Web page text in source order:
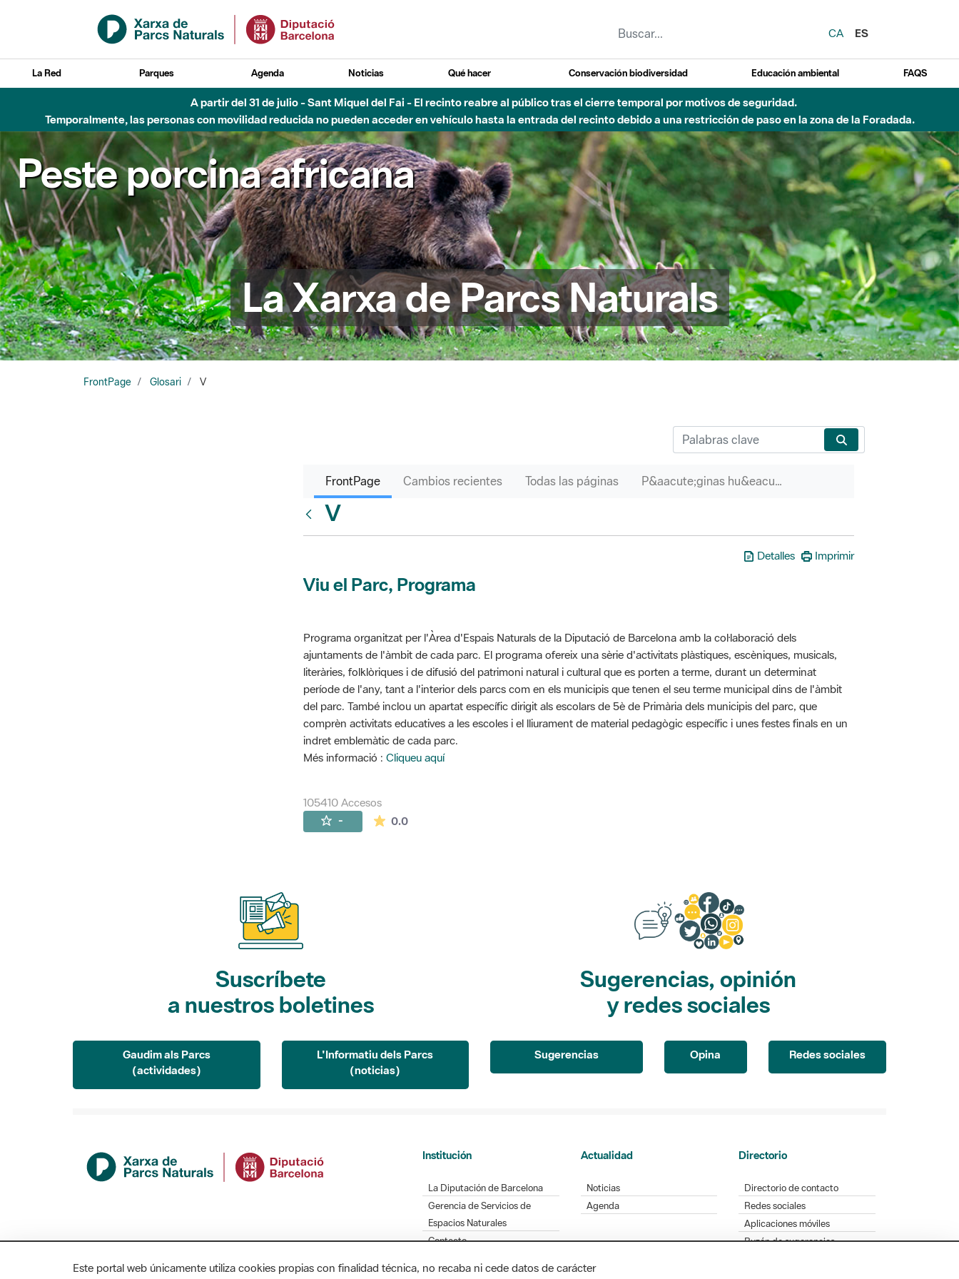
Saltar al contenido principal
CA
ES
La Red Parques Agenda Noticias Qué hacer Conservación biodiversidad Educación ambiental FAQS
A partir del 31 de julio - Sant Miquel del Fai - El recinto reabre al público tras el cierre temporal por motivos de seguridad.
Temporalmente, las personas con movilidad reducida no pueden acceder en vehículo hasta la entrada del recinto debido a una restricción de paso en la zona de la Foradada.
Peste porcina africana
La Xarxa de Parcs Naturals
FrontPage Glosari V
FrontPage Cambios recientes Todas las páginas P&aacute;ginas hu&eacute;rfanas
V
Detalles Imprimir
Viu el Parc, Programa
Programa organitzat per l'Àrea d'Espais Naturals de la Diputació de Barcelona amb la col·laboració dels
ajuntaments de l'àmbit de cada parc. El programa ofereix una sèrie d'activitats plàstiques, escèniques, musicals,
literàries, folklòriques i de difusió del patrimoni natural i cultural que es porten a terme, durant un determinat
període de l'any, tant a l'interior dels parcs com en els municipis que tenen el seu terme municipal dins de l'àmbit
del parc. També inclou un apartat específic dirigit als escolars de 5è de Primària dels municipis del parc, que
comprèn activitats educatives a les escoles i el lliurament de material pedagògic específic i unes festes finals en un
indret emblemàtic de cada parc.
Més informació : Cliqueu aquí
105410 Accesos
- 0.0La valoración media es de 0 estrellas de 5.
Suscríbete
a nuestros boletines
Gaudim als Parcs
(actividades)
L'Informatiu dels Parcs
(noticias)
Sugerencias, opinión
y redes sociales
Sugerencias Opina Redes sociales
Institución
La Diputación de Barcelona
Gerencia de Servicios de
Espacios Naturales
Contacto
Actualidad
Noticias
Agenda
Directorio
Directorio de contacto
Redes sociales
Aplicaciones móviles
Buzón de sugerencias
Este portal web únicamente utiliza cookies propias con finalidad técnica, no recaba ni cede datos de carácter